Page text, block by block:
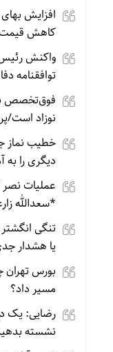
افزایش
کاهش
واکنش
توافقنامه
فوق‌تخصص
نوزاد است/
خطیب نماز
دیگری را به
*سعدالله
تنگی
یا هشدار
بورس تهران
مسیر داد؟
رضایی: یک
نشسته